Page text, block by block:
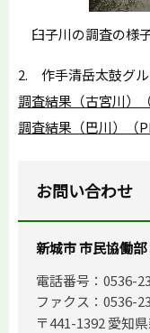
臼子川の調査の様
2. 作手清岳太鼓グ
調査結果（古宮川）
調査結果（巴川）（
お問い合わせ
新城市 市民協働
電話番号：0536-
ファクス：0536-
〒441-1392 愛知